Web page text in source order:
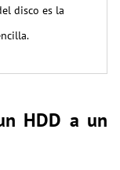
disco es la
HDD a un